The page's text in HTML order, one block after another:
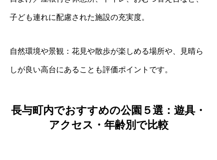
子ども連れに配慮された施設の充実度。
自然環境や景観：花見や散歩が楽しめる場所や、見晴ら
しが良い高台にあることも評価ポイントです。
長与町内でおすすめの公園５選：遊具・
アクセス・年齢別で比較